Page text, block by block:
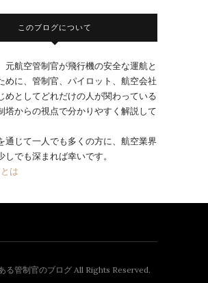
このブログについて
元航空管制官が飛行機の安全な運航と
めに、管制官、パイロット、航空会社
めとしてどれだけの人が関わっている
塔からの視点で分かりやすく解説して
通じて一人でも多くの方に、航空業界
しでも深まれば幸いです。
は
管制官のブログ All Rights Reserved.